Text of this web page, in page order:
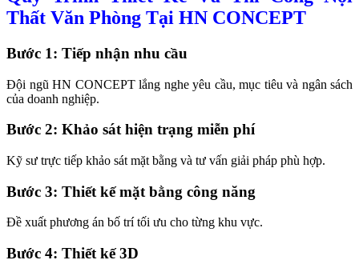
Thất Văn Phòng Tại HN CONCEPT
Bước 1: Tiếp nhận nhu cầu
Đội ngũ HN CONCEPT lắng nghe yêu cầu, mục tiêu và ngân sách
của doanh nghiệp.
Bước 2: Khảo sát hiện trạng miễn phí
Kỹ sư trực tiếp khảo sát mặt bằng và tư vấn giải pháp phù hợp.
Bước 3: Thiết kế mặt bằng công năng
Đề xuất phương án bố trí tối ưu cho từng khu vực.
Bước 4: Thiết kế 3D